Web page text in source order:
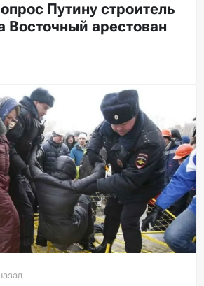
Путину строитель
Восточный арестован